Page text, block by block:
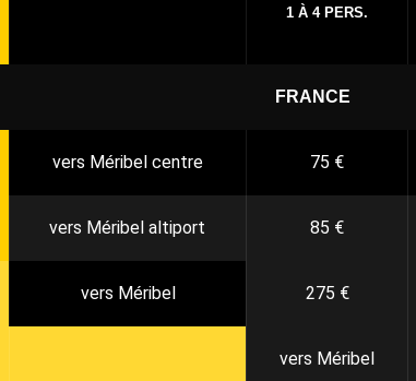
1 À 4 PERS.
FRANCE
vers Méribel centre 75 €
vers Méribel altiport 85 €
vers Méribel 275 €
vers Méribel